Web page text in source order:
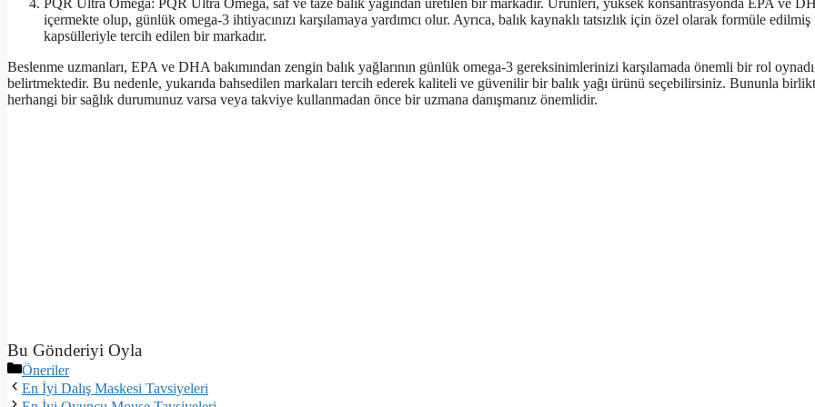
PQR Ultra Omega: PQR Ultra Omega, saf ve taze balık yağından üretilen bir markadır. Ürünleri, yüksek konsantrasyonda EPA ve
içermekte olup, günlük omega-3 ihtiyacınızı karşılamaya yardımcı olur. Ayrıca, balık kaynaklı tatsızlık için özel olarak formüle edilmiş
kapsülleriyle tercih edilen bir markadır.
Beslenme uzmanları, EPA ve DHA bakımından zengin balık yağlarının günlük omega-3 gereksinimlerinizi karşılamada önemli bir rol
belirtmektedir. Bu nedenle, yukarıda bahsedilen markaları tercih ederek kaliteli ve güvenilir bir balık yağı ürünü seçebilirsiniz. Bununla
herhangi bir sağlık durumunuz varsa veya takviye kullanmadan önce bir uzmana danışmanız önemlidir.
Bu Gönderiyi Oyla
Kategoriler
Öneriler
En İyi Dalış Maskesi Tavsiyeleri